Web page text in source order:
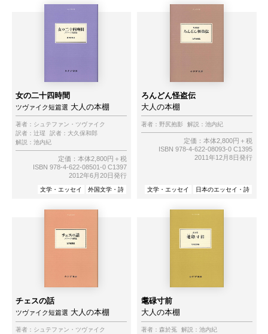
女の二十四時間
ツヴァイク短篇選 大人の本棚
著者： シュテファン・ツヴァイク
訳者： 辻瑆 訳者： 大久保和郎
解説： 池内紀
定価：本体2,800円＋税
ISBN 978-4-622-08501-0 C1397
2012年6月20日発行
文学・エッセイ 外国文学・詩
ろんどん怪盗伝
大人の本棚
著者： 野尻抱影 解説： 池内紀
定価：本体2,800円＋税
ISBN 978-4-622-08093-0 C1395
2011年12月8日発行
文学・エッセイ 日本のエッセイ・詩
チェスの話
ツヴァイク短篇選 大人の本棚
著者： シュテファン・ツヴァイク
耄碌寸前
大人の本棚
著者： 森於菟 解説： 池内紀